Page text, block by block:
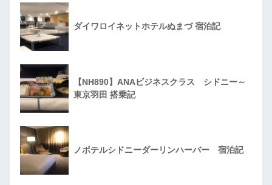
ダイワロイネットホテルぬまづ 宿泊記
【NH890】ANAビジネスクラス シドニー～
東京羽田 搭乗記
ノボテルシドニーダーリンハーバー 宿泊記